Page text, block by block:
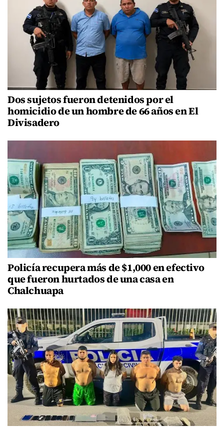
Dos sujetos fueron detenidos por el
homicidio de un hombre de 66 años en El
Divisadero
Policía recupera más de $1,000 en efectivo
que fueron hurtados de una casa en
Chalchuapa